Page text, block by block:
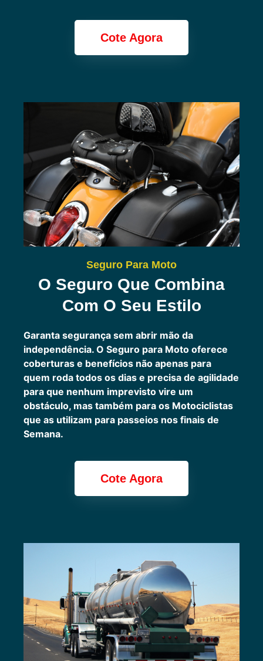
Cote Agora
Seguro Para Moto
O Seguro Que Combina
Com O Seu Estilo
Garanta segurança sem abrir mão da
independência. O Seguro para Moto oferece
coberturas e benefícios não apenas para
quem roda todos os dias e precisa de agilidade
para que nenhum imprevisto vire um
obstáculo, mas também para os Motociclistas
que as utilizam para passeios nos finais de
Semana.
Cote Agora